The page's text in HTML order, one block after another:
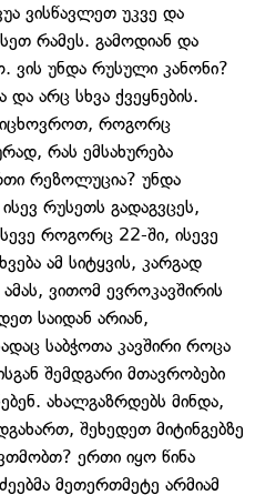
ვისწავლეთ უკვე და
რამეს. გამოდიან და
ვის უნდა რუსული კანონი?
არც სხვა ქვეყნების.
ვიცხოვროთ, როგორც
რას ემსახურება
რეზოლუცია? უნდა
რუსეთს გადაგვცეს,
როგორც 22-ში, ისევე
ამ სიტყვის, კარგად
ვითომ ევროკავშირის
საიდან არიან,
საბჭოთა კავშირი როცა
შემდგარი მთავრობები
ახალგაზრდებს მინდა,
შეხედეთ მიტინგებზე
ერთი იყო წინა
მეთერთმეტე არმიამ